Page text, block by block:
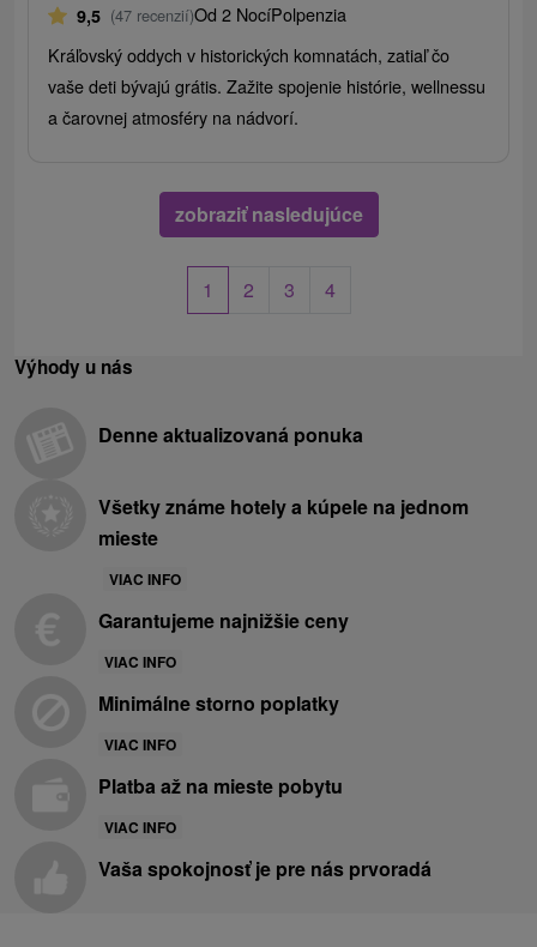
9,5 (47 recenzií)Od 2 NocíPolpenzia
Kráľovský oddych v historických komnatách, zatiaľ čo
vaše deti bývajú grátis. Zažite spojenie histórie, wellnessu
a čarovnej atmosféry na nádvorí.
zobraziť nasledujúce
1 2 3 4
Výhody u nás
Denne aktualizovaná ponuka
Všetky známe hotely a kúpele na jednom
mieste
VIAC INFO
Garantujeme najnižšie ceny
VIAC INFO
Minimálne storno poplatky
VIAC INFO
Platba až na mieste pobytu
VIAC INFO
Vaša spokojnosť je pre nás prvoradá